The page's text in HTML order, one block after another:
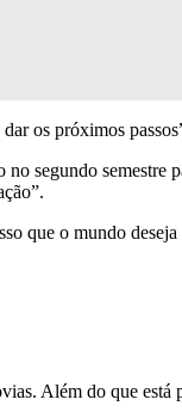
os próximos
segundo semestre
que o mundo
Além do que